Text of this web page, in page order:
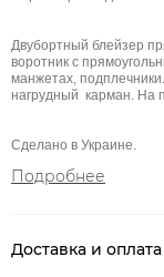
Двубортный блейзер
воротник с
манжетах,
нагрудный карман. На
Сделано в Украине.
Подробнее
Доставка и оплата